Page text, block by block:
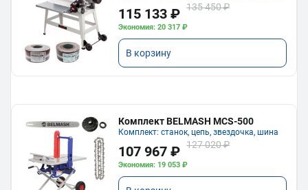
115 133 ₽ 135 450 ₽
Экономия: 20 317 ₽
В корзину
Комплект BELMASH MCS-500
Комплект: станок, цепь, звездочка, шина
107 967 ₽ 127 020 ₽
Экономия: 19 053 ₽